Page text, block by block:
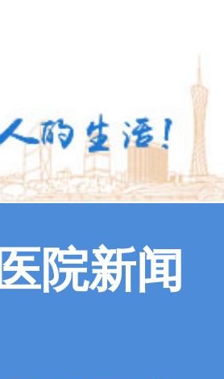
医院新闻